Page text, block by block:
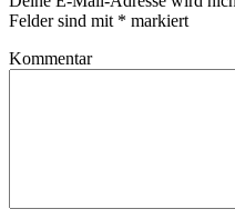
Felder sind mit * markiert
Kommentar